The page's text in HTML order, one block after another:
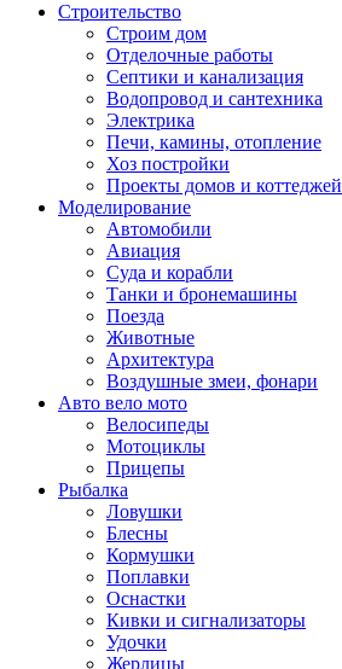
Строительство
Строим дом
Отделочные работы
Септики и канализация
Водопровод и сантехника
Электрика
Печи, камины, отопление
Хоз постройки
Проекты домов и коттеджей
Моделирование
Автомобили
Авиация
Суда и корабли
Танки и бронемашины
Поезда
Животные
Архитектура
Воздушные змеи, фонари
Авто вело мото
Велосипеды
Мотоциклы
Прицепы
Рыбалка
Ловушки
Блесны
Кормушки
Поплавки
Оснастки
Кивки и сигнализаторы
Удочки
Жерлицы